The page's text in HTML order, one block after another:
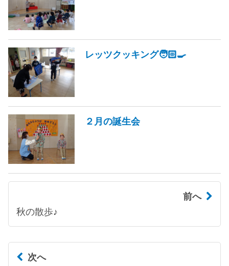
レッツクッキング🧑🏻‍🍳
２月の誕生会
前へ
秋の散歩♪
次へ